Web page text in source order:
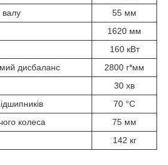
валу
55 мм
1620 мм
160 кВт
дисбаланс
2800 г*мм
30 хв
70 °C
колеса
75 мм
142 кг